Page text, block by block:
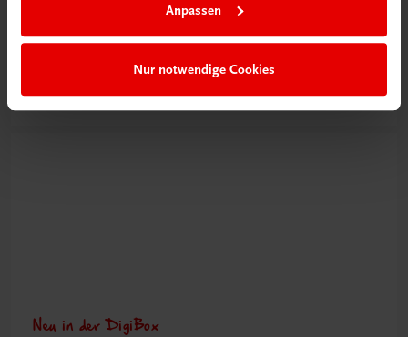
Anpassen
Nur notwendige Cookies
Neu in der DigiBox